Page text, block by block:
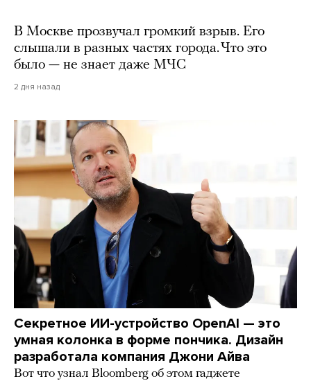
В Москве прозвучал громкий взрыв. Его
слышали в разных частях города. Что это
было — не знает даже МЧС
2 дня назад
Секретное ИИ-устройство OpenAI — это
умная колонка в форме пончика. Дизайн
разработала компания Джони Айва
Вот что узнал Bloomberg об этом гаджете